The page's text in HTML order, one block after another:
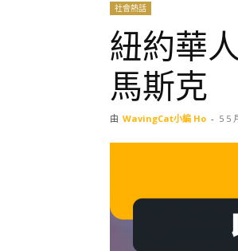
社會熱話
紐約華
馬斯克
由 WavingCat小編 Ho - 5 5